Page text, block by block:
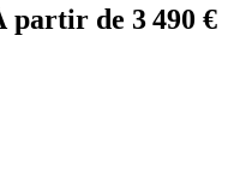
partir de 3 490 €